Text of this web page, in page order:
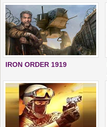
IRON ORDER 1919